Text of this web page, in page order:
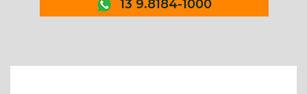
13 9.8184-1000